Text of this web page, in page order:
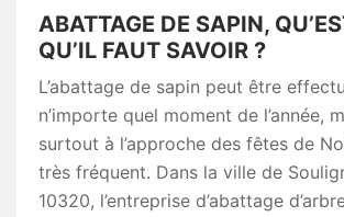
ABATTAGE DE SAPIN,
QU’IL FAUT SAVOIR ?
L’abattage de sapin peut être
n’importe quel moment de l’année,
surtout à l’approche des fêtes de
très fréquent. Dans la ville de
10320, l’entreprise d’abattage